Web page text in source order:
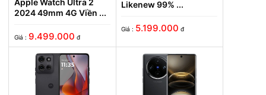
MP3, M4A,
WMA, AMR,
XMF, MXMF,
2024 49mm 4G Viền ...
Giá : 9.499.000 đ
Likenew 99% ...
Giá : 5.199.000 đ